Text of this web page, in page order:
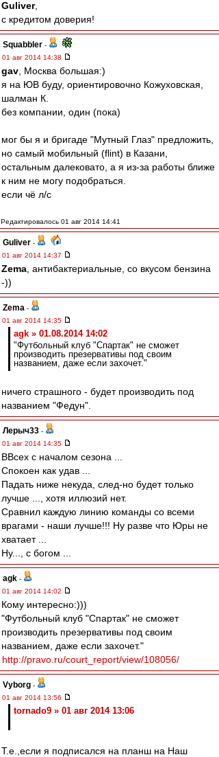
Guliver,
с кредитом доверия!
Squabbler -
01 авг 2014 14:38
gav , Москва большая:)
я на ЮВ буду, ориентировочно Кожуховская,
шалман К.
без компании, один (пока)
мог бы я и бригаде "Мутный Глаз" предложить,
но самый мобильный (flint) в Казани,
остальным далековато, а я из-за работы ближе
к ним не могу подобраться.
если чё л/с
Редактировалось 01 авг 2014 14:41
Guliver -
01 авг 2014 14:37
Zema , антибактериальные, со вкусом бензина
-))
Zema -
01 авг 2014 14:35
agk » 01.08.2014 14:02
"Футбольный клуб "Спартак" не сможет
производить презервативы под своим
названием, даже если захочет."
ничего страшного - будет производить под
названием "Федун".
Лерыч33 -
01 авг 2014 14:35
ВВсех с началом сезона ...
Спокоен как удав ...
Падать ниже некуда, след-но будет только
лучше ..., хотя иллюзий нет.
Сравнил каждую линию команды со всеми
врагами - наши лучше!!! Ну разве что Юры не
хватает ...
Ну..., с богом ...
agk -
01 авг 2014 14:02
Кому интересно:)))
"Футбольный клуб "Спартак" не сможет
производить презервативы под своим
названием, даже если захочет."
http://pravo.ru/court_report/view/108056/
Vyborg -
01 авг 2014 13:56
tornado9 » 01 авг 2014 13:06
Т.е.,если я подписался на планш на Наш